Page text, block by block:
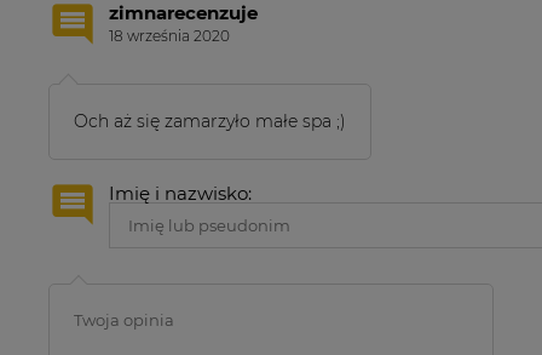
zimnarecenzuje
18 września 2020
Och aż się zamarzyło małe spa ;)
Imię i nazwisko: